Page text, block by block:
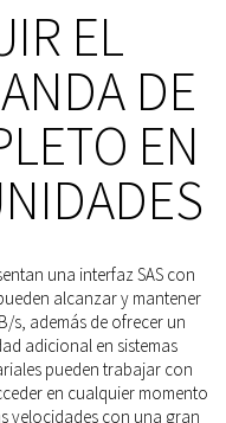
EL
DE
EN
una interfaz SAS con
alcanzar y mantener
s, además de ofrecer un
adicional en sistemas
pueden trabajar con
en cualquier momento
velocidades con una gran